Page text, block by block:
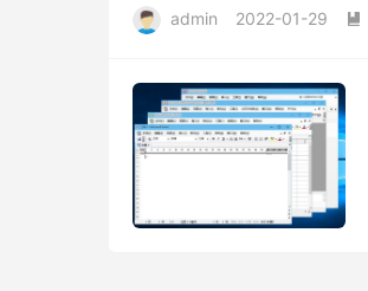
admin 2022-01-29 